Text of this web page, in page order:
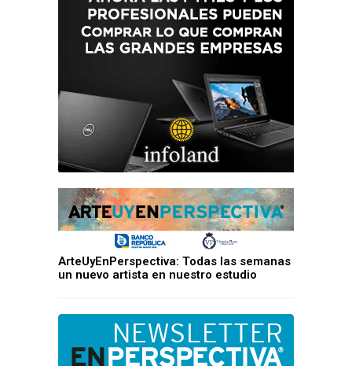
ArteUyEnPerspectiva: Todas las semanas
un nuevo artista en nuestro estudio